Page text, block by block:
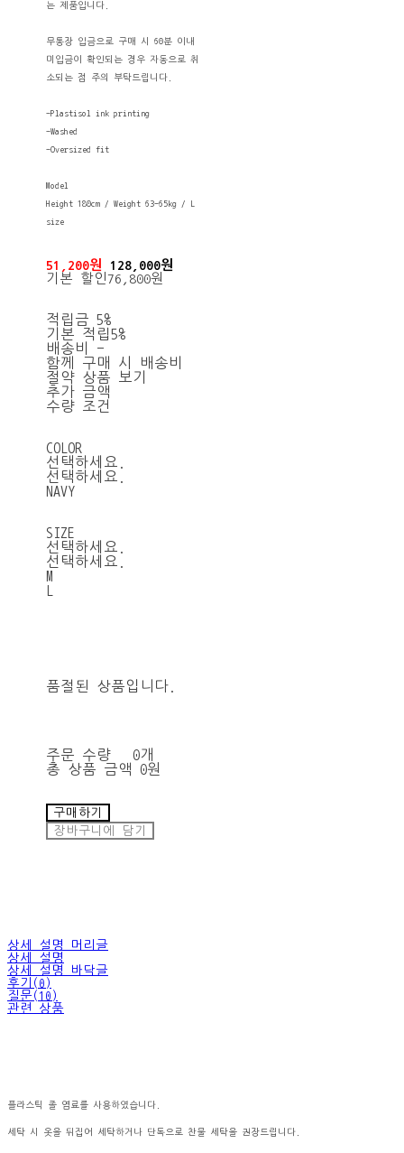
는 제품입니다.
무통장 입금으로 구매 시 60분 이내
미입금이 확인되는 경우 자동으로 취
소되는 점 주의 부탁드립니다.
-Plastisol ink printing
-Washed
-Oversized fit
Model
Height 180cm / Weight 63-65kg / L
size
51,200원 128,000원
기본 할인76,800원
적립금 5%
기본 적립5%
배송비 -
함께 구매 시 배송비
절약 상품 보기
추가 금액
수량 조건
COLOR
선택하세요.
선택하세요.
NAVY
SIZE
선택하세요.
선택하세요.
M
품절된 상품입니다.
주문 수량
0개
총 상품 금액
0원
구매하기
장바구니에 담기
상세 설명 머리글
상세 설명
상세 설명 바닥글
후기(0)
질문(10)
관련 상품
플라스틱 졸 염료를 사용하였습니다.
세탁 시 옷을 뒤집어 세탁하거나 단독으로 찬물 세탁을 권장드립니다.